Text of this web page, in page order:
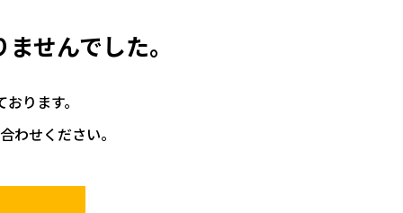
せんでした。
ります。
わせください。